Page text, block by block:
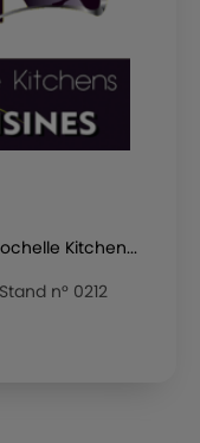
Kitchen...
n° 0212